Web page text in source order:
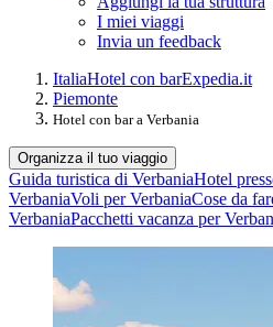
I miei viaggi
Invia un feedback
ItaliaHotel con barExpedia.it
Piemonte
Hotel con bar a Verbania
Organizza il tuo viaggio
Guida turistica di VerbaniaHotel
VerbaniaVoli per VerbaniaCose da
VerbaniaPacchetti vacanza per